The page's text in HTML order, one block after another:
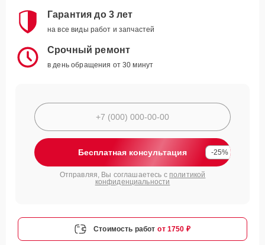
Гарантия до 3 лет
на все виды работ и запчастей
Срочный ремонт
в день обращения от 30 минут
Бесплатная консультация -25%
Отправляя, Вы соглашаетесь с политикой
конфиденциальности
Стоимость работ от 1750 ₽